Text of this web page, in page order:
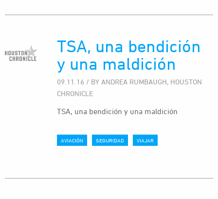
TSA, una bendición
y una maldición
09.11.16 / BY ANDREA RUMBAUGH, HOUSTON
CHRONICLE
TSA, una bendición y una maldición
AVIACIÓN SEGURIDAD VIAJAR